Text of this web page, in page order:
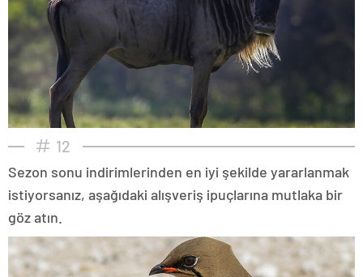
12
Sezon sonu indirimlerinden en iyi şekilde yararlanmak
istiyorsanız, aşağıdaki alışveriş ipuçlarına mutlaka bir
göz atın.